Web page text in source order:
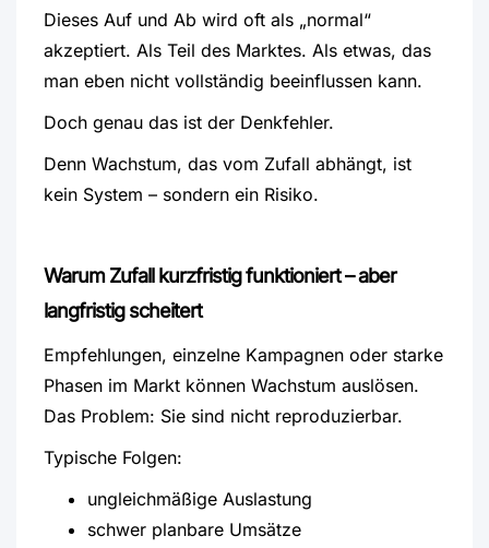
Dieses Auf und Ab wird oft als „normal“
akzeptiert. Als Teil des Marktes. Als etwas, das
man eben nicht vollständig beeinflussen kann.
Doch genau das ist der Denkfehler.
Denn Wachstum, das vom Zufall abhängt, ist
kein System – sondern ein Risiko.
Warum Zufall kurzfristig funktioniert – aber
langfristig scheitert
Empfehlungen, einzelne Kampagnen oder starke
Phasen im Markt können Wachstum auslösen.
Das Problem: Sie sind nicht reproduzierbar.
Typische Folgen:
ungleichmäßige Auslastung
schwer planbare Umsätze